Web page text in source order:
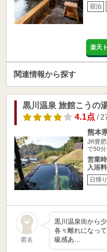
宿泊
楽天
関連情報から探す
黒川温泉 旅館こうの
4.1点/
熊本
JR豊
で50
営業
入浴
日帰り
匿名
黒川温泉街から
各々離れになっ
級感あ…